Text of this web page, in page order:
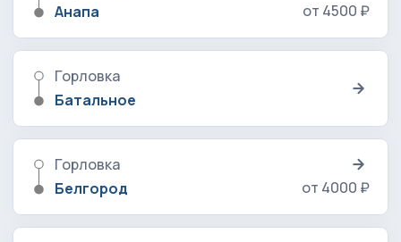
Анапа
от 4500 ₽
Горловка
Батальное
Горловка
Белгород
от 4000 ₽